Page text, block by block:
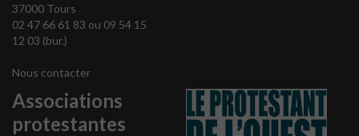
37000 Tours
02 47 66 61 83 ou 09 54 15
12 03 (bur.)
Nous contacter
Associations
protestantes